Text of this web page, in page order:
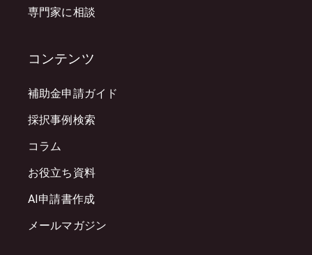
専門家に相談
コンテンツ
補助金申請ガイド
採択事例検索
コラム
お役立ち資料
AI申請書作成
メールマガジン